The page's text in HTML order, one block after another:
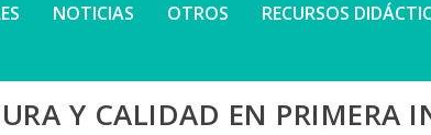
NOTICIAS OTROS RECURSOS
Y CALIDAD EN PRIMERA